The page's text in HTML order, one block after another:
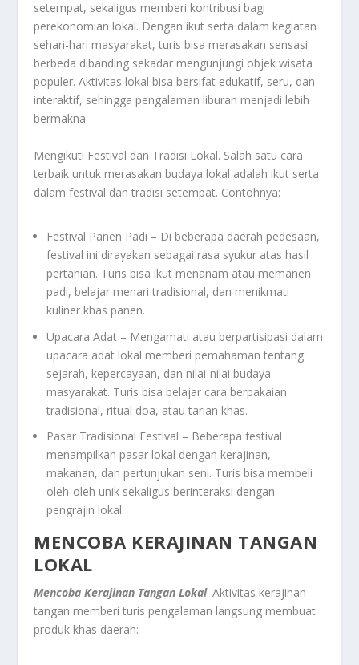
setempat, sekaligus memberi kontribusi bagi
perekonomian lokal. Dengan ikut serta dalam kegiatan
sehari-hari masyarakat, turis bisa merasakan sensasi
berbeda dibanding sekadar mengunjungi objek wisata
populer. Aktivitas lokal bisa bersifat edukatif, seru, dan
interaktif, sehingga pengalaman liburan menjadi lebih
bermakna.
Mengikuti Festival dan Tradisi Lokal. Salah satu cara
terbaik untuk merasakan budaya lokal adalah ikut serta
dalam festival dan tradisi setempat. Contohnya:
Festival Panen Padi – Di beberapa daerah pedesaan,
festival ini dirayakan sebagai rasa syukur atas hasil
pertanian. Turis bisa ikut menanam atau memanen
padi, belajar menari tradisional, dan menikmati
kuliner khas panen.
Upacara Adat – Mengamati atau berpartisipasi dalam
upacara adat lokal memberi pemahaman tentang
sejarah, kepercayaan, dan nilai-nilai budaya
masyarakat. Turis bisa belajar cara berpakaian
tradisional, ritual doa, atau tarian khas.
Pasar Tradisional Festival – Beberapa festival
menampilkan pasar lokal dengan kerajinan,
makanan, dan pertunjukan seni. Turis bisa membeli
oleh-oleh unik sekaligus berinteraksi dengan
pengrajin lokal.
MENCOBA KERAJINAN TANGAN
LOKAL
Mencoba Kerajinan Tangan Lokal. Aktivitas kerajinan
tangan memberi turis pengalaman langsung membuat
produk khas daerah: